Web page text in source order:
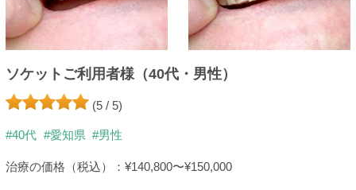
ソケットご利用者様（40代・男性）
(5 / 5)
#40代 #愛知県 #男性
治療の価格（税込）：¥140,800〜¥150,000